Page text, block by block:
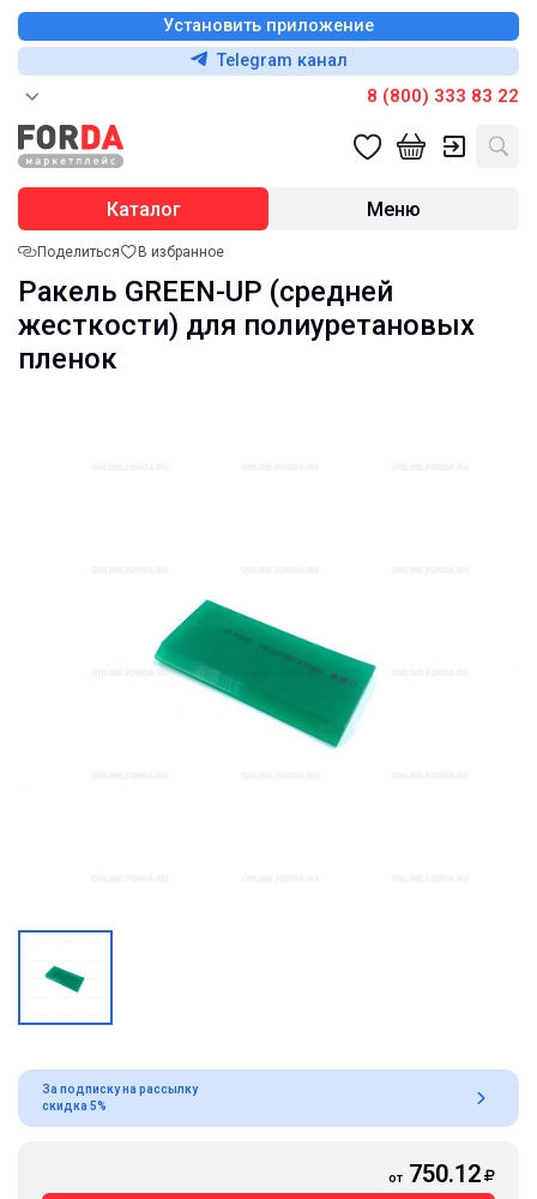
Установить приложение
Telegram канал
8 (800) 333 83 22
Каталог Меню
Поделиться В избранное
Ракель GREEN-UP (средней
жесткости) для полиуретановых
пленок
За подписку на рассылку
скидка 5%
от 750.12